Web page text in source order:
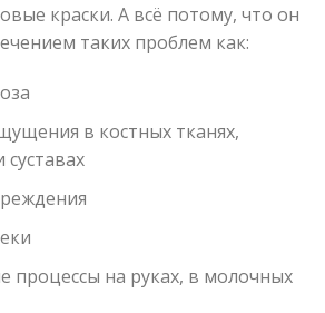
краски. А всё потому, что он
таких проблем как:
в костных тканях,
процессы на руках, в молочных